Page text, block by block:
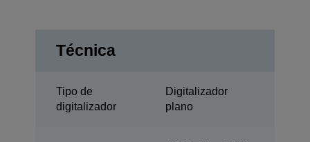
Técnica
Tipo de
digitalizador
Digitalizador
plano